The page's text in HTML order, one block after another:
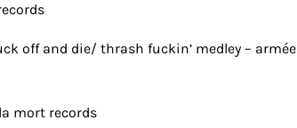
off and die/ thrash fuckin’ medley – armée
mort records